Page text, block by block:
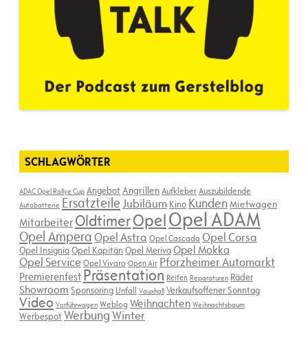
SCHLAGWÖRTER
ADAC Opel Rallye Cup AngebotAngrillenAufkleberAuszubildende
Autobatterie ErsatzteileJubiläum Kino KundenMietwagen
Mitarbeiter OldtimerOpelOpel ADAM
Opel AmperaOpel Astra Opel Cascada Opel Corsa
Opel InsigniaOpel Kapitän Opel MerivaOpel Mokka
Opel ServiceOpel Vivaro Open Air Pforzheimer Automarkt
Premierenfest Präsentation Reifen Reparaturen Räder
Showroom Sponsoring Unfall Vauxhall Verkaufsoffener Sonntag
Video Vorführwagen Weblog Weihnachten Weihnachtsbaum
WerbespotWerbungWinter